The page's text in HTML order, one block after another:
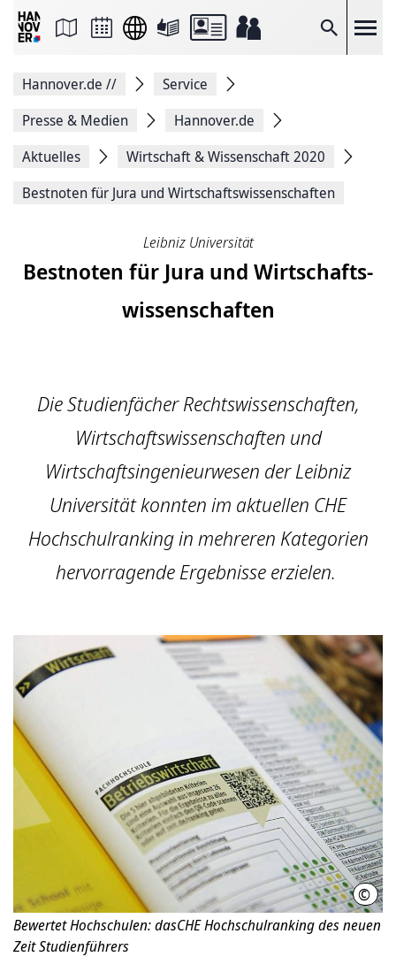
Suche
Seite
Facebook
teilen
Seitenlink
Seite
Hannover.de //
Service
Presse & Medien
Hannover.de
Aktuelles
Wirtschaft & Wissenschaft 2020
Bestnoten für Jura und Wirtschafts­wissenschaften
Leibniz Universität
Bestnoten für Jura und Wirtschafts­
wissenschaften
Die Studienfächer Rechtswissenschaften,
Wirtschaftswissenschaften und
Wirtschaftsingenieurwesen der Leibniz
Universität konnten im aktuellen CHE
Hochschulranking in mehreren Kategorien
hervorragende Ergebnisse erzielen.
©
Bewertet Hochschulen: dasCHE Hochschulranking des neuen
Zeit Studienführers